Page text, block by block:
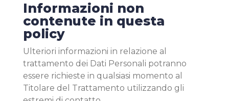
Informazioni non
contenute in questa
policy
Ulteriori informazioni in relazione al
trattamento dei Dati Personali potranno
essere richieste in qualsiasi momento al
Titolare del Trattamento utilizzando gli